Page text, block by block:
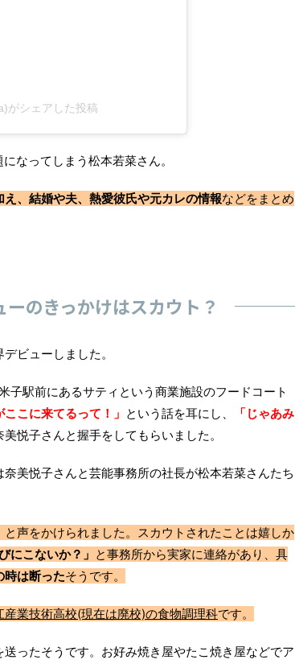
がシェアした投稿
なってしまう松本若菜さん。
、結婚や夫、熱愛彼氏や元カレの情報などをまとめ
のきっかけはスカウト？
ビューしました。
子駅前にあるサティという商業施設のフードコート
こに来てるって！」 という話を耳にし、
「じゃあみ
悦子さんと握手をしてもらいました。
美悦子さんと芸能事務所の社長が松本若菜さんたち
声をかけられました。スカウトされたことは嬉しか
にこないか？」 と事務所から実家に連絡があり、具
時は断ったそうです。
産業技術高校(現在は廃校)の食物調理科です。
ったそうです。お好み焼き屋やたこ焼き屋などでア